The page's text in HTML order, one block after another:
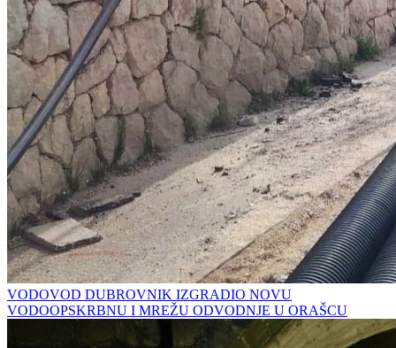
VODOVOD DUBROVNIK IZGRADIO NOVU
VODOOPSKRBNU I MREŽU ODVODNJE U ORAŠCU